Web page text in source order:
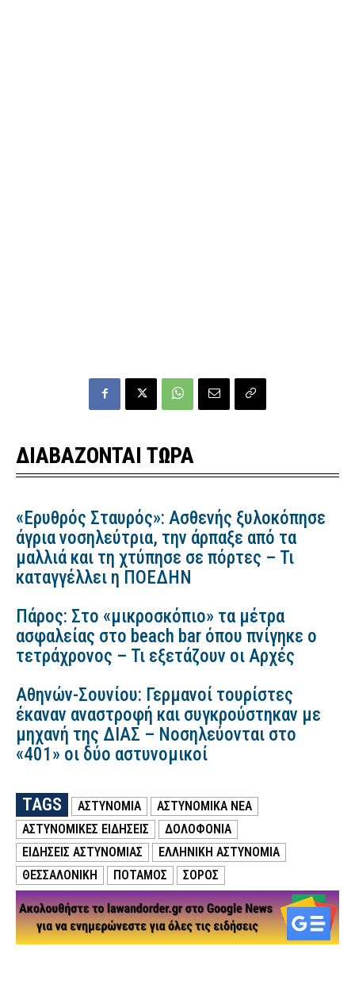
ΔΙΑΒΑΖΟΝΤΑΙ ΤΩΡΑ
«Ερυθρός Σταυρός»: Ασθενής ξυλοκόπησε
άγρια νοσηλεύτρια, την άρπαξε από τα
μαλλιά και τη χτύπησε σε πόρτες – Τι
καταγγέλλει η ΠΟΕΔΗΝ
Πάρος: Στο «μικροσκόπιο» τα μέτρα
ασφαλείας στο beach bar όπου πνίγηκε ο
τετράχρονος – Τι εξετάζουν οι Αρχές
Αθηνών-Σουνίου: Γερμανοί τουρίστες
έκαναν αναστροφή και συγκρούστηκαν με
μηχανή της ΔΙΑΣ – Νοσηλεύονται στο
«401» οι δύο αστυνομικοί
TAGS ΑΣΤΥΝΟΜΙΑ
ΑΣΤΥΝΟΜΙΚΑ ΝΕΑ
ΑΣΤΥΝΟΜΙΚΕΣ ΕΙΔΗΣΕΙΣ
ΔΟΛΟΦΟΝΙΑ
ΕΙΔΗΣΕΙΣ ΑΣΤΥΝΟΜΙΑΣ
ΕΛΛΗΝΙΚΗ ΑΣΤΥΝΟΜΙΑ
ΘΕΣΣΑΛΟΝΙΚΗ
ΠΟΤΑΜΟΣ ΣΟΡΟΣ